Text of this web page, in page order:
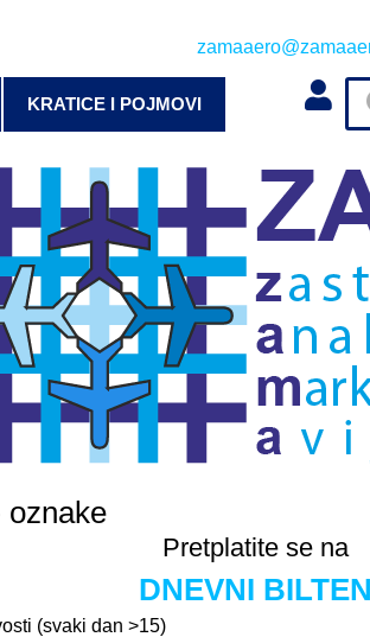
KRATICE I POJMOVI
oznake
Pretplatite se na
DNEVNI BILTEN
(svaki dan >15)